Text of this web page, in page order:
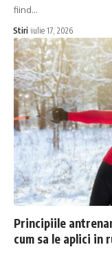
fiind…
Stiri iulie 17, 2026
Principiile
cum sa le aplici in